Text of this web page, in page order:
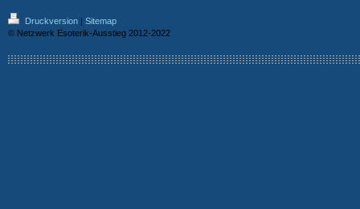
Druckversion | Sitemap
© Netzwerk Esoterik-Ausstieg 2012-2022